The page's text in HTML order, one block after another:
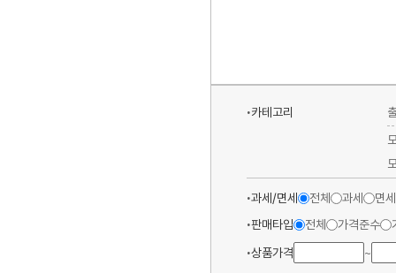
카테고리
과세/면세 전체 과세
면세
판매타입
전체 가격준수
상품가격
~